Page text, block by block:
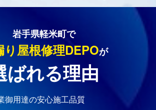
岩手県軽米町で
り屋根修理DEPOが
ばれる理由
御用達の安心施工品質